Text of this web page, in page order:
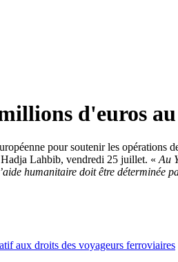
d'euros
pour soutenir les
Hadja Lahbib, vendredi 25 juillet. « Au
humanitaire doit être déterminée
aux droits des voyageurs ferroviaires